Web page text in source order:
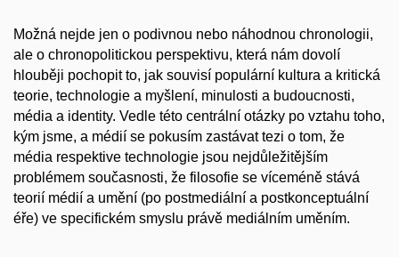
Možná nejde jen o podivnou nebo náhodnou chronologii,
ale o chronopolitickou perspektivu, která nám dovolí
hlouběji pochopit to, jak souvisí populární kultura a kritická
teorie, technologie a myšlení, minulosti a budoucnosti,
média a identity. Vedle této centrální otázky po vztahu toho,
kým jsme, a médií se pokusím zastávat tezi o tom, že
média respektive technologie jsou nejdůležitějším
problémem současnosti, že filosofie se víceméně stává
teorií médií a umění (po postmediální a postkonceptuální
éře) ve specifickém smyslu právě mediálním uměním.